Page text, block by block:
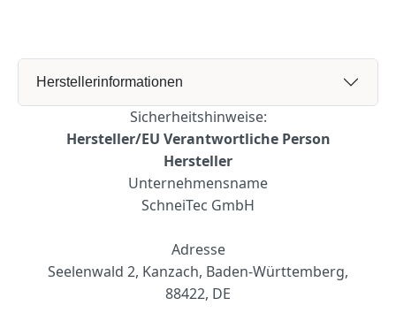
Herstellerinformationen
Sicherheitshinweise:
Hersteller/EU Verantwortliche Person
Hersteller
Unternehmensname
SchneiTec GmbH
Adresse
Seelenwald 2, Kanzach, Baden-Württemberg,
88422, DE